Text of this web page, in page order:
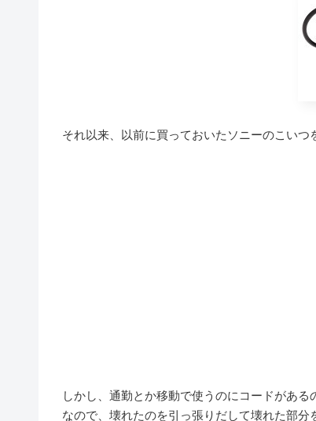
それ以来、以前に買っておいたソニーのこいつ
しかし、通勤とか移動で使うのにコードがある
なので、壊れたのを引っ張りだして壊れた部